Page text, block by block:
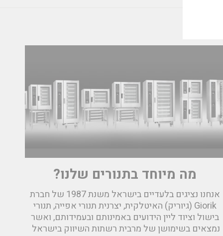
מה מיוחד בתנורים שלנו?
אנחנו נציגים בלעדיים בישראל משנת 1987 של חברת
Giorik (גיוריק) האיטלקית, יצרנית תנורי אפייה, תנורי
בישול וציוד ליין הידועים באמינותם ובעמידותם, ואשר
נמצאים בשימושן של מרבית רשתות השיווק בישראל